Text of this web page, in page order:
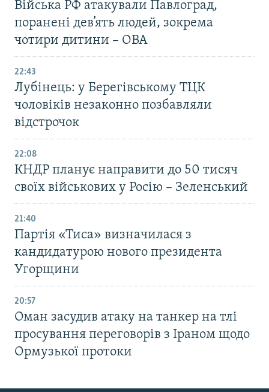
Війська РФ атакували Павлоград,
поранені дев’ять людей, зокрема
чотири дитини – ОВА
22:43
Лубінець: у Берегівському ТЦК
чоловіків незаконно позбавляли
відстрочок
22:08
КНДР планує направити до 50 тисяч
своїх військових у Росію – Зеленський
21:40
Партія «Тиса» визначилася з
кандидатурою нового президента
Угорщини
20:57
Оман засудив атаку на танкер на тлі
просування переговорів з Іраном щодо
Ормузької протоки